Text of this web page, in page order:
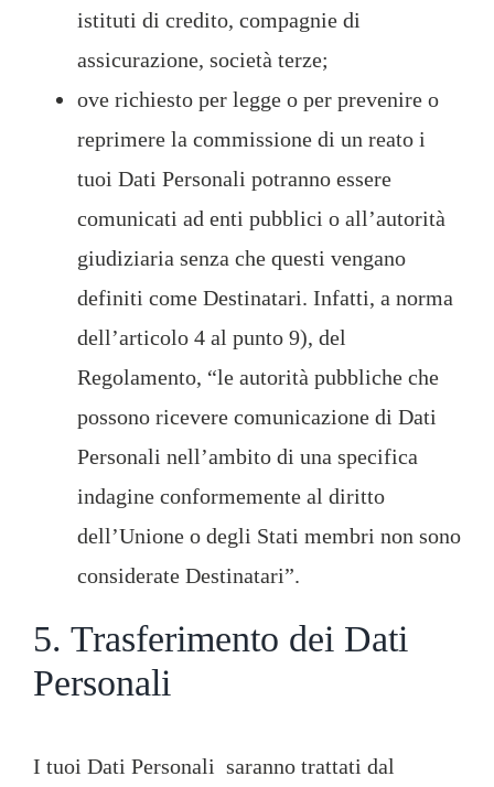
istituti di credito, compagnie di
assicurazione, società terze;
ove richiesto per legge o per prevenire o
reprimere la commissione di un reato i
tuoi Dati Personali potranno essere
comunicati ad enti pubblici o all’autorità
giudiziaria senza che questi vengano
definiti come Destinatari. Infatti, a norma
dell’articolo 4 al punto 9), del
Regolamento, “le autorità pubbliche che
possono ricevere comunicazione di Dati
Personali nell’ambito di una specifica
indagine conformemente al diritto
dell’Unione o degli Stati membri non sono
considerate Destinatari”.
5. Trasferimento dei Dati
Personali
I tuoi Dati Personali saranno trattati dal